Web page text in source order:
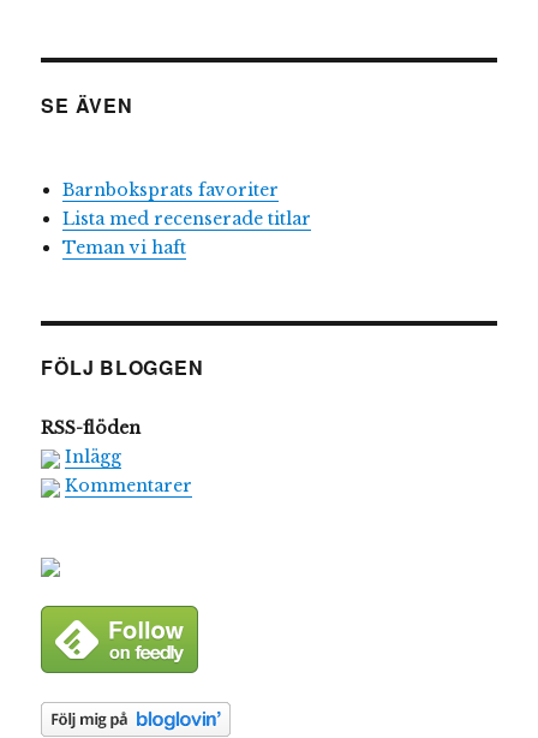
SE ÄVEN
Barnboksprats favoriter
Lista med recenserade titlar
Teman vi haft
FÖLJ BLOGGEN
RSS-flöden
Inlägg
Kommentarer